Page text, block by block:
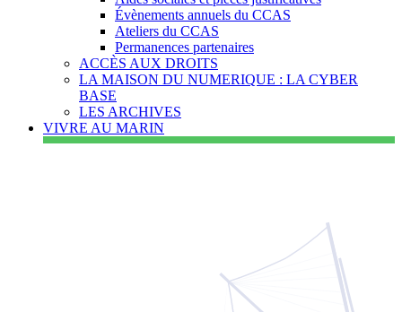
Évènements annuels du CCAS
Ateliers du CCAS
Permanences partenaires
ACCÈS AUX DROITS
LA MAISON DU NUMERIQUE : LA CYBER
BASE
LES ARCHIVES
VIVRE AU MARIN